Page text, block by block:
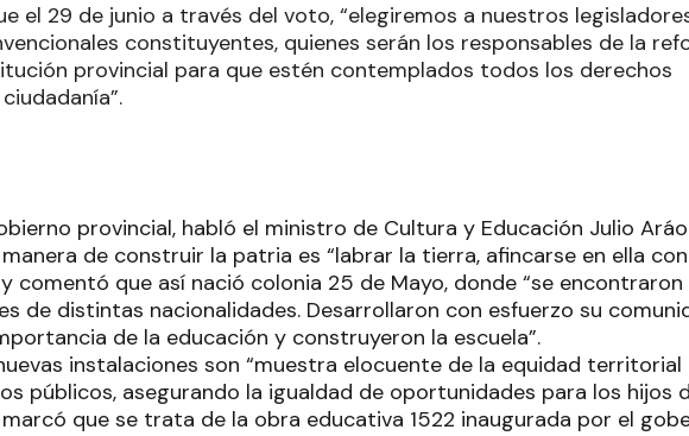
el 29 de junio a través del voto, “elegiremos a nuestros
constituyentes, quienes serán los responsables de la
provincial para que estén contemplados todos los derechos
provincial, habló el ministro de Cultura y Educación Julio
de construir la patria es “labrar la tierra, afincarse en ella con
comentó que así nació colonia 25 de Mayo, donde “se encontraron
de distintas nacionalidades. Desarrollaron con esfuerzo su
de la educación y construyeron la escuela”.
instalaciones son “muestra elocuente de la equidad territorial
públicos, asegurando la igualdad de oportunidades para los hijos
que se trata de la obra educativa 1522 inaugurada por el